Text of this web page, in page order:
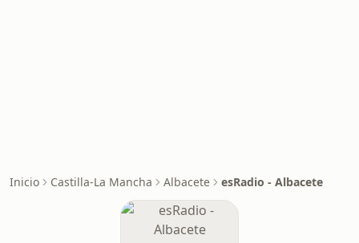
Inicio Castilla-La Mancha Albacete esRadio - Albacete